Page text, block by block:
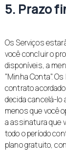
5. Prazo
Os Serviços
você concluir o
disponíveis, a
"Minha Conta".
contrato
decida cancelá-lo
menos que você
a assinatura que
todo o período
plano gratuito,